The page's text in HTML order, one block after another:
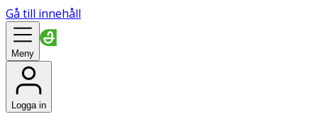
Gå till innehåll
Meny
Logga in